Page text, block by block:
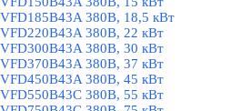
VFD185B43A 380В, 18,5 кВт
VFD220B43A 380В, 22 кВт
VFD300B43A 380В, 30 кВт
VFD370B43A 380В, 37 кВт
VFD450B43A 380В, 45 кВт
VFD550B43C 380В, 55 кВт